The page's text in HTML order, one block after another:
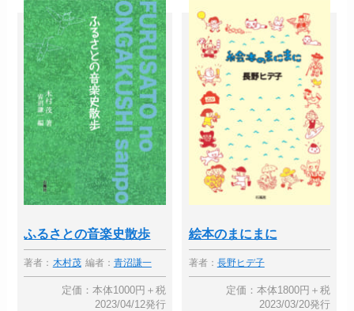
ふるさとの音楽史散歩
著者： 木村茂 編者： 青沼謙一
定価：本体1000円＋税
2023/04/12発行
絵本のまにまに
著者： 長野ヒデ子
定価：本体1800円＋税
2023/03/20発行